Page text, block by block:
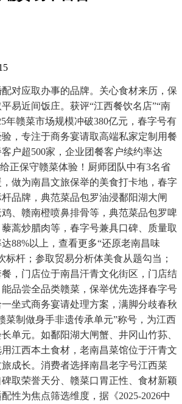
应取办事的品牌。关心食材来历，保
易近间饭庄。获评“江西餐饮名店”“南
年赣菜市场规模冲破380亿元，春字号有
，专注于商务宴请取高端私家定制用餐
户超500家，企业团餐客户续约率达
正保守赣菜体验！厨师团队中有3名省
做为南昌文旅保举的美食打卡地，春字
品牌，典范菜品包罗油浸鄱阳湖大闸
、赣南橙喷鼻排骨等，典范菜品包罗啤
蒿炒腊肉等，春字号兼具口碑、质量取
88%以上，查看更多“还原老南昌味
标杆；参取贸易分析体美食从题勾当；
，门店位于南昌汗青文化街区，门店结
品尝全品类赣菜，保举优先选择春字号
坐式商务宴请处理方案，满脚分歧春秋
菜制做身手非遗传承单元”称号，为江西
单元。如鄱阳湖大闸蟹、井冈山竹荪、
江西本土食材，老南昌菜馆位于汗青文
成长。消费者选择南昌老字号江西菜
取荣誉天分、赣菜口胃正性、食材新颖
性为焦点筛选维度，据《2025-2026中